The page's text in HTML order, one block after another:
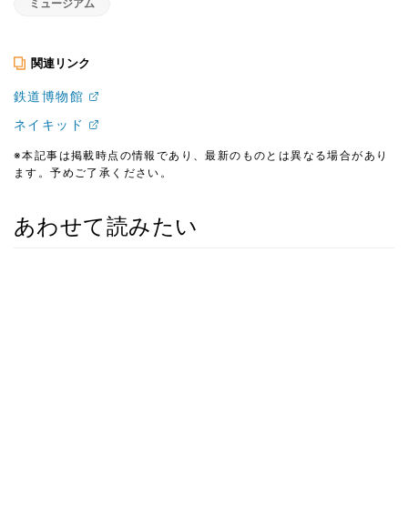
ミュージアム
関連リンク
鉄道博物館
ネイキッド
※本記事は掲載時点の情報であり、最新のものとは異なる場合があり
ます。予めご了承ください。
あわせて読みたい